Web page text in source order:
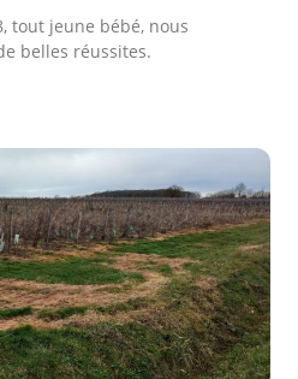
tout jeune bébé, nous
belles réussites.